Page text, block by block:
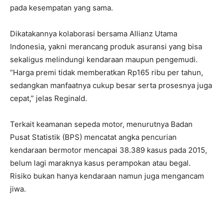
pada kesempatan yang sama.
Dikatakannya kolaborasi bersama Allianz Utama
Indonesia, yakni merancang produk asuransi yang bisa
sekaligus melindungi kendaraan maupun pengemudi.
“Harga premi tidak memberatkan Rp165 ribu per tahun,
sedangkan manfaatnya cukup besar serta prosesnya juga
cepat,” jelas Reginald.
Terkait keamanan sepeda motor, menurutnya Badan
Pusat Statistik (BPS) mencatat angka pencurian
kendaraan bermotor mencapai 38.389 kasus pada 2015,
belum lagi maraknya kasus perampokan atau begal.
Risiko bukan hanya kendaraan namun juga mengancam
jiwa.